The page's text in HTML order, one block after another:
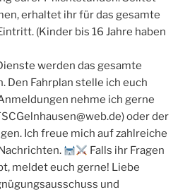
erhaltet ihr für das gesamte
(Kinder bis 16 Jahre haben
werden das gesamte
Den Fahrplan stelle ich euch
nehme ich gerne
oder der
Ich freue mich auf zahlreiche
Falls ihr Fragen
meldet euch gerne! Liebe
und